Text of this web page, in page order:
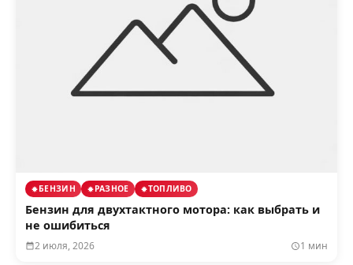
БЕНЗИН РАЗНОЕ ТОПЛИВО
Бензин для двухтактного мотора: как выбрать и
не ошибиться
2 июля, 2026 1 мин